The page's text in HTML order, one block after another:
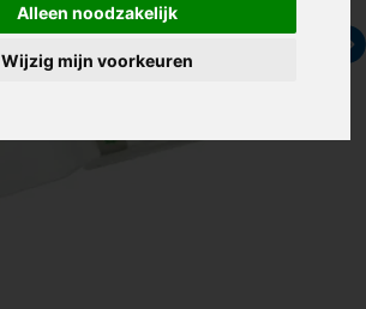
Alleen noodzakelijk
Wijzig mijn voorkeuren